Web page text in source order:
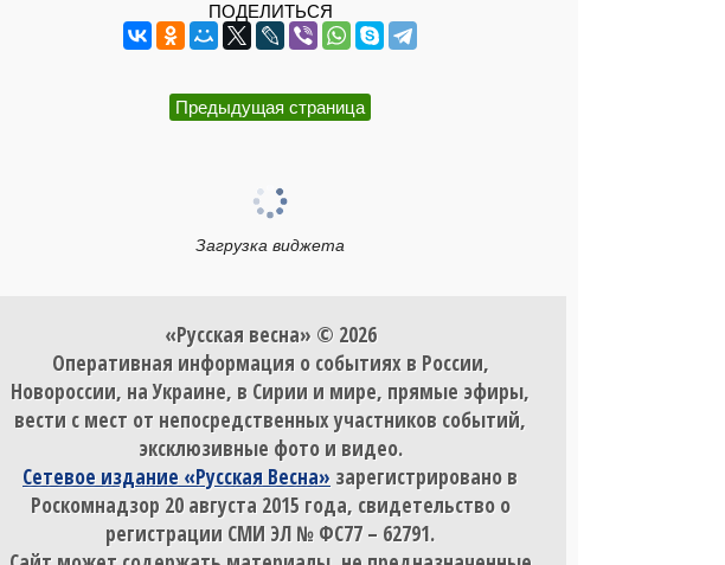
ПОДЕЛИТЬСЯ
Предыдущая страница
Загрузка виджета
«Русская весна» © 2026
Оперативная информация о событиях в России,
Новороссии, на Украине, в Сирии и мире, прямые эфиры,
вести с мест от непосредственных участников событий,
эксклюзивные фото и видео.
Сетевое издание «Русская Весна» зарегистрировано в
Роскомнадзор 20 августа 2015 года, свидетельство о
регистрации СМИ ЭЛ № ФС77 – 62791.